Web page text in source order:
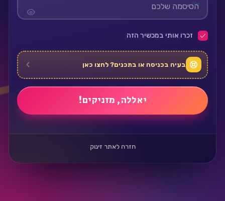
זכרו אותי במכשיר הזה
בעיה בכניסה או בתכנים? לחצו כאן
חזרה לאתר זינוק